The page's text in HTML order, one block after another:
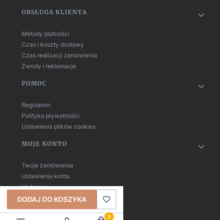
OBSŁUGA KLIENTA
Metody płatności
Czas i koszty dostawy
Czas realizacji zamówienia
Zwroty i reklamacje
POMOC
Regulamin
Polityka prywatności
Ustawienia plików cookies
MOJE KONTO
Twoje zamówienia
Ustawienia konta
Ulubione
DODAJ DO KOSZYKA